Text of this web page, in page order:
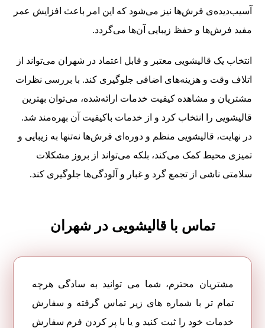
آسیب‌دیده‌ی فرش‌ها نیز می‌شود که این امر باعث افزایش عمر
مفید فرش‌ها و حفظ زیبایی آن‌ها می‌گردد.
انتخاب یک قالیشویی معتبر و قابل اعتماد در شهران می‌تواند از
اتلاف وقت و هزینه‌های اضافی جلوگیری کند. با بررسی نظرات
مشتریان و مشاهده کیفیت خدمات ارائه‌شده، می‌توان بهترین
قالیشویی را انتخاب کرد و از خدمات باکیفیت آن بهره‌مند شد.
در نهایت، قالیشویی منظم و دوره‌ای فرش‌ها نه‌تنها به زیبایی و
تمیزی محیط کمک می‌کند، بلکه می‌تواند از بروز مشکلات
سلامتی ناشی از تجمع گرد و غبار و آلودگی‌ها جلوگیری کند.
تماس با قالیشویی در شهران
مشتریان محترم، شما می توانید به سادگی هرچه
تمام تر با شماره های زیر تماس گرفته و سفارش
خدمات خود را ثبت کنید و یا با پر کردن فرم سفارش